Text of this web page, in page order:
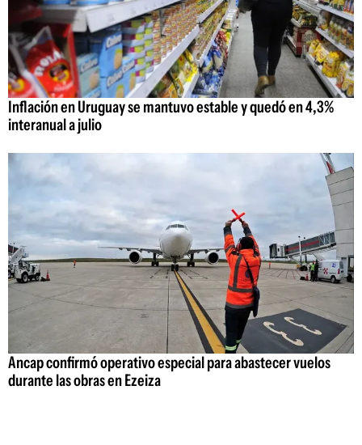
Inflación en Uruguay se mantuvo estable y quedó en 4,3%
interanual a julio
Ancap confirmó operativo especial para abastecer vuelos
durante las obras en Ezeiza